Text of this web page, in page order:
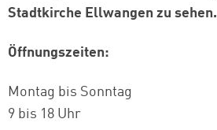
Stadtkirche Ellwangen zu sehen.
Öffnungszeiten:
Montag bis Sonntag
9 bis 18 Uhr